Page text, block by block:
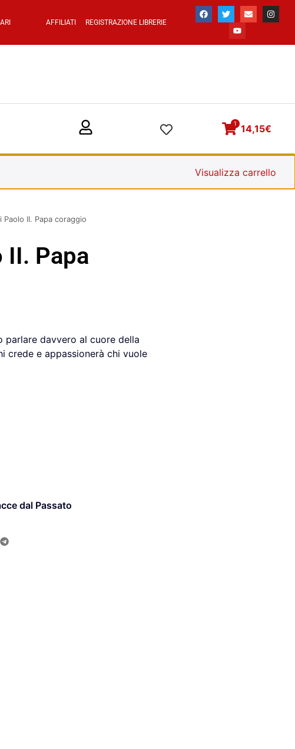
AFFILIATI REGISTRAZIONE LIBRERIE
14,15€
1
Visualizza carrello
Paolo II. Papa coraggio
II. Papa
davvero al cuore della
crede e appassionerà chi vuole
dal Passato